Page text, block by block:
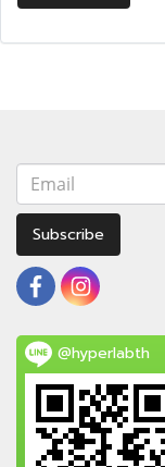
Subscribe
@hyperlabth